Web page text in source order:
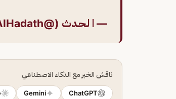
— ا لـحـدث (@AlHadath)
ناقش الخبر مع الذكاء الاصطناعي
ChatGPT
Gemini